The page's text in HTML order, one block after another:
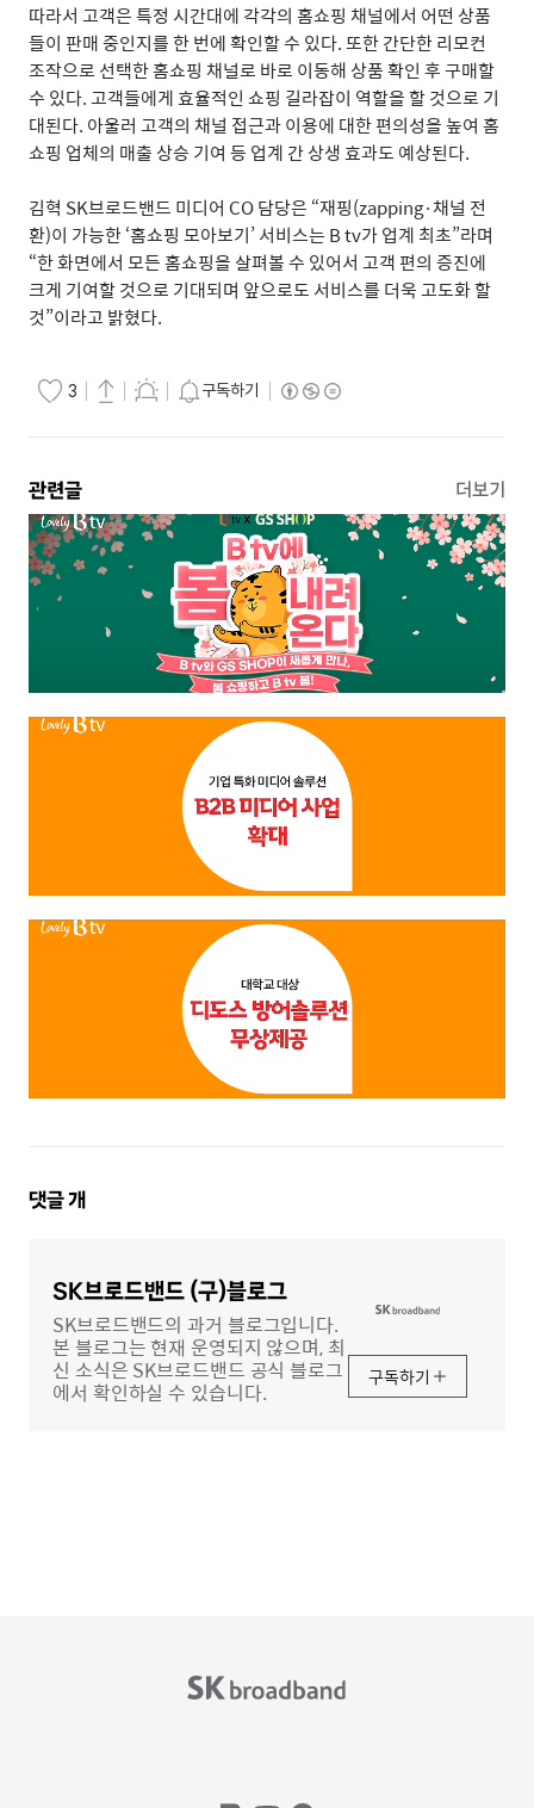
따라서 고객은 특정 시간대에 각각의 홈쇼핑 채널에서 어떤 상품
들이 판매 중인지를 한 번에 확인할 수 있다.또한 간단한 리모컨
조작으로 선택한 홈쇼핑 채널로 바로 이동해 상품 확인 후 구매할
수 있다.고객들에게 효율적인 쇼핑 길라잡이 역할을 할 것으로 기
대된다. 아울러 고객의 채널 접근과 이용에 대한 편의성을 높여 홈
쇼핑 업체의 매출 상승 기여 등 업계 간 상생 효과도 예상된다.
김혁 SK브로드밴드 미디어 CO담당은 “재핑(zapping·채널 전
환)이 가능한‘홈쇼핑 모아보기’서비스는 B tv가 업계 최초”라며
“한 화면에서 모든 홈쇼핑을 살펴볼 수 있어서 고객 편의 증진에
크게 기여할 것으로 기대되며 앞으로도 서비스를 더욱 고도화 할
것”이라고 밝혔다.
3 구독하기
관련글 더보기
댓
댓글개
SK브로드밴드 (구)블로그
SK브로드밴드의 과거 블로그입니다.
본 블로그는 현재 운영되지 않으며, 최
신 소식은 SK브로드밴드 공식 블로그
에서 확인하실 수 있습니다.
구독하기